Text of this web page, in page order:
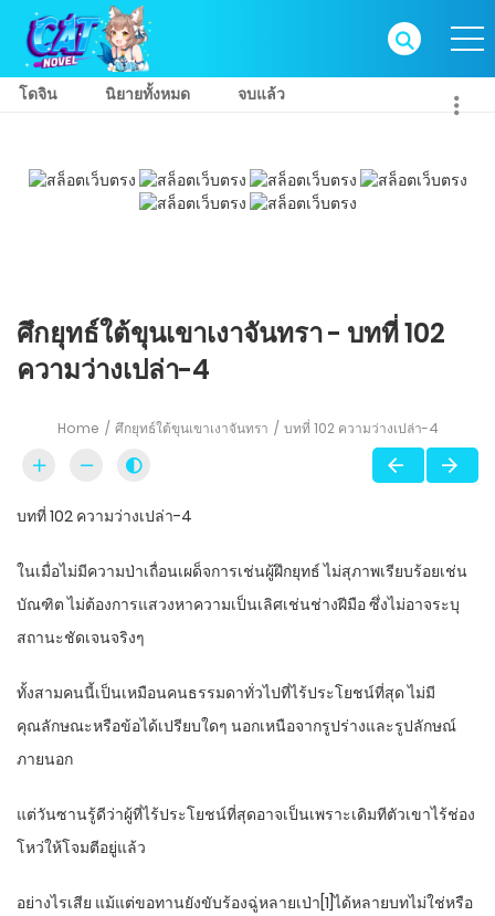
โดจิน นิยายทั้งหมด จบแล้ว
ศึกยุทธ์ใต้ขุนเขาเงาจันทรา - บทที่ 102
ความว่างเปล่า-4
Home ศึกยุทธ์ใต้ขุนเขาเงาจันทรา บทที่ 102 ความว่างเปล่า-4
บทที่ 102 ความว่างเปล่า-4
ในเมื่อไม่มีความป่าเถื่อนเผด็จการเช่นผู้ฝึกยุทธ์ ไม่สุภาพเรียบร้อยเช่น
บัณฑิต ไม่ต้องการแสวงหาความเป็นเลิศเช่นช่างฝีมือ ซึ่งไม่อาจระบุ
สถานะชัดเจนจริงๆ
ทั้งสามคนนี้เป็นเหมือนคนธรรมดาทั่วไปที่ไร้ประโยชน์ที่สุด ไม่มี
คุณลักษณะหรือข้อได้เปรียบใดๆ นอกเหนือจากรูปร่างและรูปลักษณ์
ภายนอก
แต่วันซานรู้ดีว่าผู้ที่ไร้ประโยชน์ที่สุดอาจเป็นเพราะเดิมทีตัวเขาไร้ช่อง
โหว่ให้โจมตีอยู่แล้ว
อย่างไรเสีย แม้แต่ขอทานยังขับร้องฉู่หลายเป่า[1]ได้หลายบทไม่ใช่หรือ